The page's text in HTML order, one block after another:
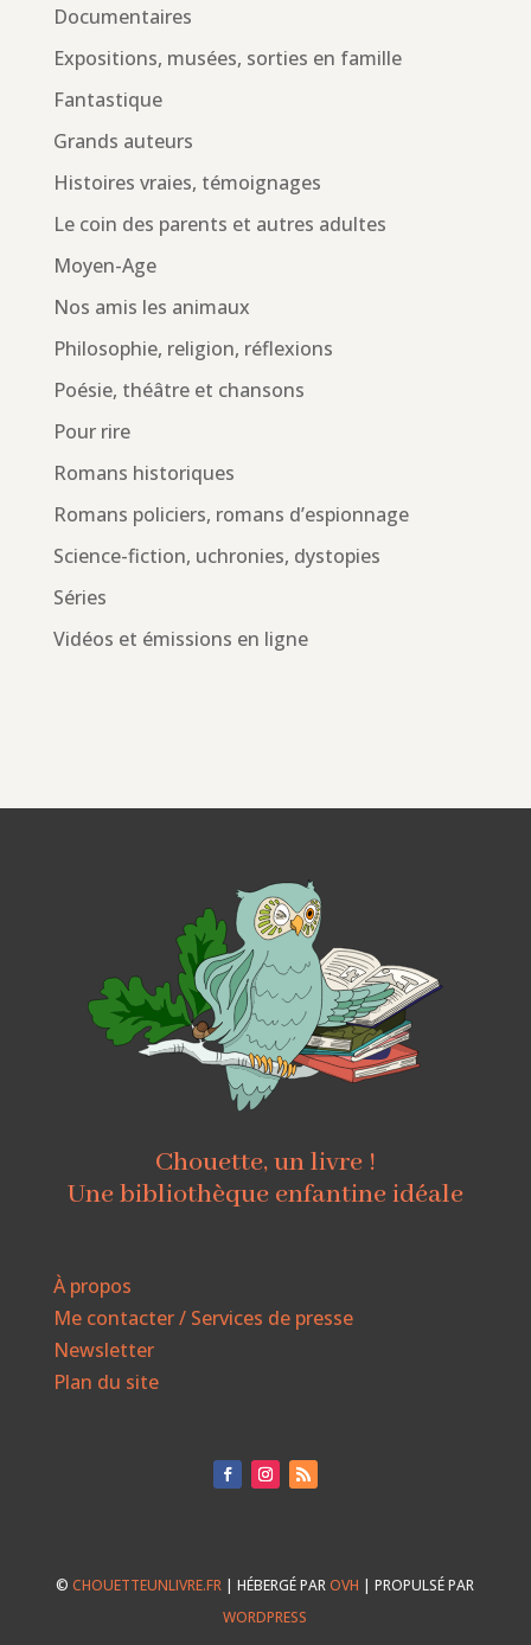
Documentaires
Expositions, musées, sorties en famille
Fantastique
Grands auteurs
Histoires vraies, témoignages
Le coin des parents et autres adultes
Moyen-Age
Nos amis les animaux
Philosophie, religion, réflexions
Poésie, théâtre et chansons
Pour rire
Romans historiques
Romans policiers, romans d’espionnage
Science-fiction, uchronies, dystopies
Séries
Vidéos et émissions en ligne
Chouette, un livre !
Une bibliothèque enfantine idéale
À propos
Me contacter / Services de presse
Newsletter
Plan du site
©CHOUETTEUNLIVRE.FR | HÉBERGÉ PAROVH | PROPULSÉ PAR
WORDPRESS